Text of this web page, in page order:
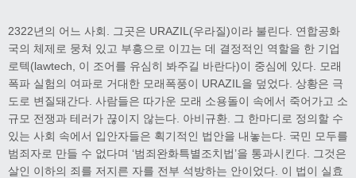
2322년의 어느 사회. 그곳은 URAZIL(우라질)이라 불린다. 연합공화
국의 체제로 뭉쳐 있고 부흥으로 이끄는 데 결정적인 역할을 한 기업
로텍(lawtech, 이 조어를 유심히 봐주길 바란다)이 중심에 있다. 모래
폭파 실험의 여파로 거대한 모래폭풍이 URAZIL을 덮었다. 상황은 극
도로 변질돼간다. 사람들은 따가운 모래 소용돌이 속에서 죽어가고 소
규모 전쟁과 테러가 끊이지 않는다. 아비규환. 그 한마디로 정의할 수
있는 사회 속에서 입안자들은 획기적인 법안을 내놓는다. 국민 모두를
범죄자로 만들 수 없다며 ‘범죄완화특별조치법’을 통과시킨다. 그것은
살인 이하의 죄를 저지른 자를 전부 석방하는 안이었다. 이 법이 실효